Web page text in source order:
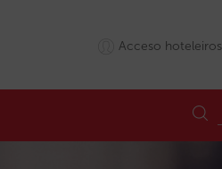
Acceso hoteleiros